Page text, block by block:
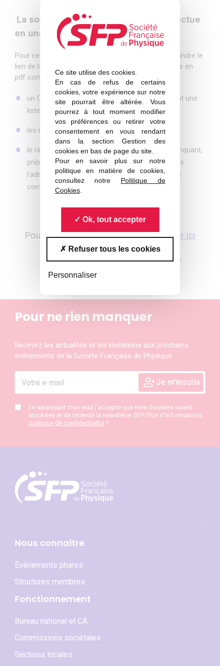
Ce site utilise des cookies.
En cas de refus de certains
cookies, votre expérience sur notre
site pourrait être altérée. Vous
pourrez à tout moment modifier
vos préférences ou retirer votre
consentement en vous rendant
dans la section Gestion des
cookies en bas de page du site.
Pour en savoir plus sur notre
politique en matière de cookies,
consultez notre Politique de
Cookies.
Ok, tout accepter
Refuser tous les cookies
Personnaliser
La soumission des candidatures s’effectue
en une seule étape :
Pour cela remplir le formulaire ci-dessous et y adjoindre le
lien de la thèse en ligne ainsi qu’un document unique en
pdf comprenant les éléments suivants :
un CV du candidat d’une page maximum incluant une
liste de publications
les rapports avant soutenance
le rapport de soutenance. En cas d’élément manquant,
prière de l’indiquer dans le document pdf et nous
l’adresser ultérieurement en écrivant à l’adresse
contact[a]sfpnet.fr
Pour proposer un(e) candidat(e),cliquer ici
Pour en savoir plus sur les lauréats
2015,
Pour ne rien manquer
Recevez les actualités et les invitations aux prochains
événements de la Société Française de Physique
En saisissant mon mail j’accepte que mes données soient
stockées et de recevoir la newsletter SFP. Plus d’informations :
politique de confidentialité *
Nous connaître
Événements phares
Structures membres
Fonctionnement
Bureau national et CA
Commissions sociétales
Sections locales